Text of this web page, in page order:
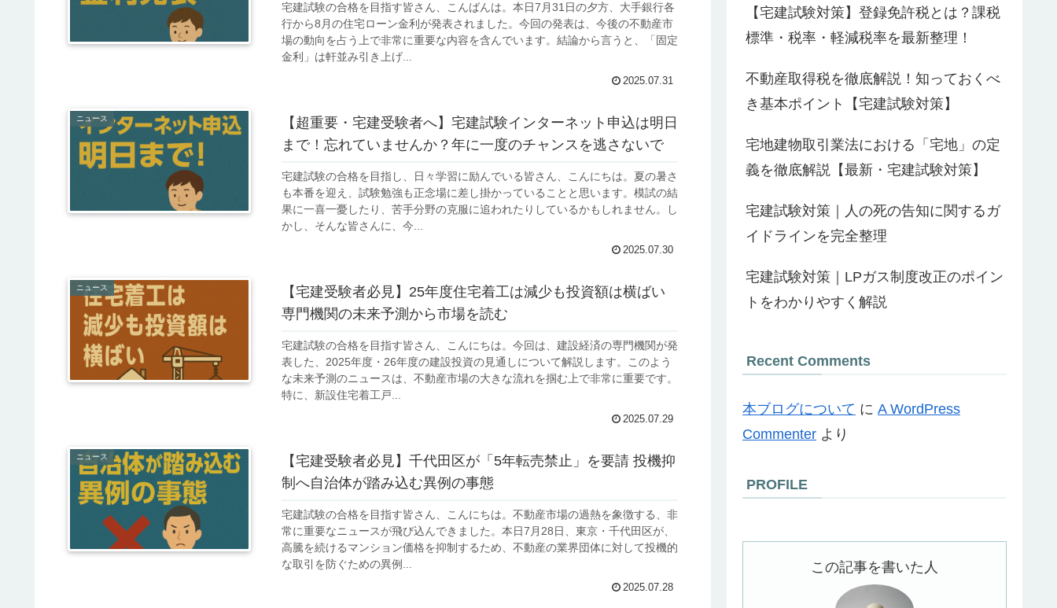
宅建試験の合格を目指す皆さん、こんばんは。本日7月31日の夕方、大手銀行各
行から8月の住宅ローン金利が発表されました。今回の発表は、今後の不動産市
場の動向を占う上で非常に重要な内容を含んでいます。結論から言うと、「固定
金利」は軒並み引き上げ...
2025.07.31
ニュース
【超重要・宅建受験者へ】宅建試験インターネット申込は明日
まで！忘れていませんか？年に一度のチャンスを逃さないで
宅建試験の合格を目指し、日々学習に励んでいる皆さん、こんにちは。夏の暑さ
も本番を迎え、試験勉強も正念場に差し掛かっていることと思います。模試の結
果に一喜一憂したり、苦手分野の克服に追われたりしているかもしれません。し
かし、そんな皆さんに、今...
2025.07.30
ニュース
【宅建受験者必見】25年度住宅着工は減少も投資額は横ばい
専門機関の未来予測から市場を読む
宅建試験の合格を目指す皆さん、こんにちは。今回は、建設経済の専門機関が発
表した、2025年度・26年度の建設投資の見通しについて解説します。このよう
な未来予測のニュースは、不動産市場の大きな流れを掴む上で非常に重要です。
特に、新設住宅着工戸...
2025.07.29
ニュース
【宅建受験者必見】千代田区が「5年転売禁止」を要請 投機抑
制へ自治体が踏み込む異例の事態
宅建試験の合格を目指す皆さん、こんにちは。不動産市場の過熱を象徴する、非
常に重要なニュースが飛び込んできました。本日7月28日、東京・千代田区が、
高騰を続けるマンション価格を抑制するため、不動産の業界団体に対して投機的
な取引を防ぐための異例...
2025.07.28
【宅建試験対策】登録免許税とは？課税
標準・税率・軽減税率を最新整理！
不動産取得税を徹底解説！知っておくべ
き基本ポイント【宅建試験対策】
宅地建物取引業法における「宅地」の定
義を徹底解説【最新・宅建試験対策】
宅建試験対策｜人の死の告知に関するガ
イドラインを完全整理
宅建試験対策｜LPガス制度改正のポイン
トをわかりやすく解説
Recent Comments
本ブログについて に A WordPress
Commenter より
PROFILE
この記事を書いた人